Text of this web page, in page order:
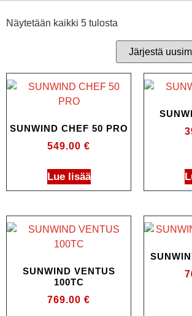
Näytetään kaikki 5 tulosta
SUNWIND CHEF 50 PRO
549.00 €
Lue lisää
SUNWIND VENTUS
100TC
769.00 €